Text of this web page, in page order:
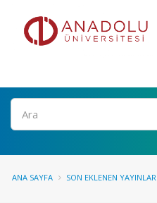
Ara
ANA SAYFA SON EKLENEN YAYINLAR